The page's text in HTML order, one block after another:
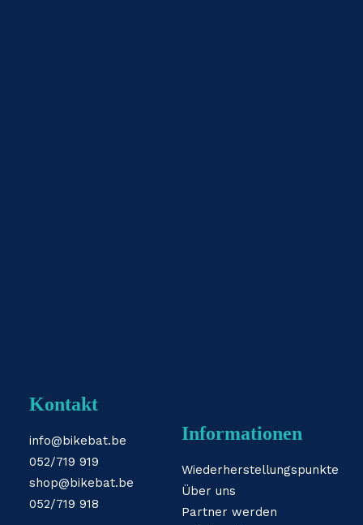
Kontakt
info@bikebat.be
052/719 919
shop@bikebat.be
052/719 918
Informationen
Wiederherstellungspunkte
Über uns
Partner werden